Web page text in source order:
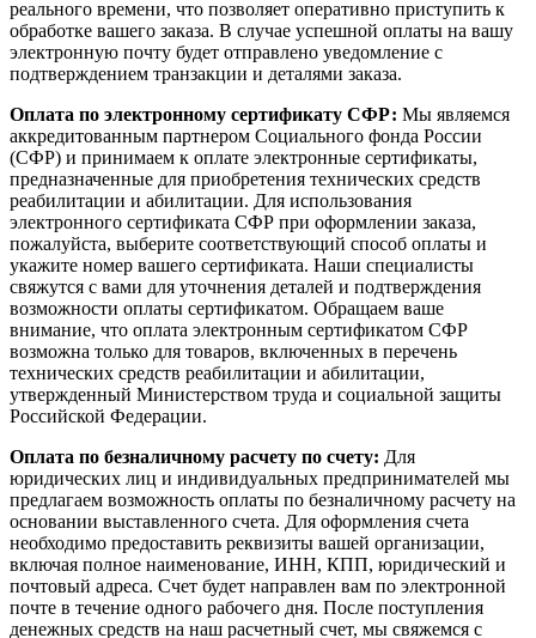
реального времени, что позволяет оперативно приступить к
обработке вашего заказа. В случае успешной оплаты на вашу
электронную почту будет отправлено уведомление с
подтверждением транзакции и деталями заказа.
Оплата по электронному сертификату СФР: Мы являемся
аккредитованным партнером Социального фонда России
(СФР) и принимаем к оплате электронные сертификаты,
предназначенные для приобретения технических средств
реабилитации и абилитации. Для использования
электронного сертификата СФР при оформлении заказа,
пожалуйста, выберите соответствующий способ оплаты и
укажите номер вашего сертификата. Наши специалисты
свяжутся с вами для уточнения деталей и подтверждения
возможности оплаты сертификатом. Обращаем ваше
внимание, что оплата электронным сертификатом СФР
возможна только для товаров, включенных в перечень
технических средств реабилитации и абилитации,
утвержденный Министерством труда и социальной защиты
Российской Федерации.
Оплата по безналичному расчету по счету: Для
юридических лиц и индивидуальных предпринимателей мы
предлагаем возможность оплаты по безналичному расчету на
основании выставленного счета. Для оформления счета
необходимо предоставить реквизиты вашей организации,
включая полное наименование, ИНН, КПП, юридический и
почтовый адреса. Счет будет направлен вам по электронной
почте в течение одного рабочего дня. После поступления
денежных средств на наш расчетный счет, мы свяжемся с